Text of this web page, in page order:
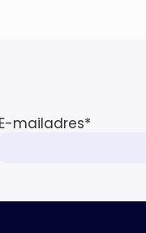
van 2026 De
E-mailadres*